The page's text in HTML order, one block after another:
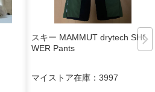
スキー MAMMUT drytech SHO
WER Pants
マイストア在庫： 3997